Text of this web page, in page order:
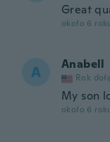
Great
około 6
A Anabell
Rok
My son
około 6